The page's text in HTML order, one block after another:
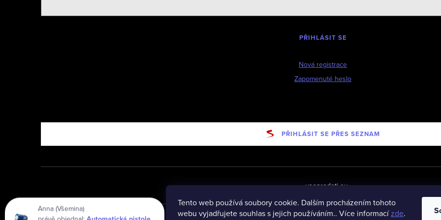
Tento web používá soubory cookie. Dalším procházením tohoto
webu vyjadřujete souhlas s jejich používáním.. Více informacízde.
PŘIHLÁSIT SE
Nová registrace
Zapomenuté heslo
PŘIHLÁSIT SE PŘES SEZNAM
vseprodeti-eu
Anna (Všemina)
právě objednal: Automatická pistole